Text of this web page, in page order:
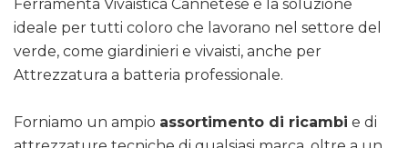
Ferramenta Vivaistica Cannetese è la soluzione
ideale per tutti coloro che lavorano nel settore del
verde, come giardinieri e vivaisti, anche per
Attrezzatura a batteria professionale.
Forniamo un ampio assortimento di ricambi e di